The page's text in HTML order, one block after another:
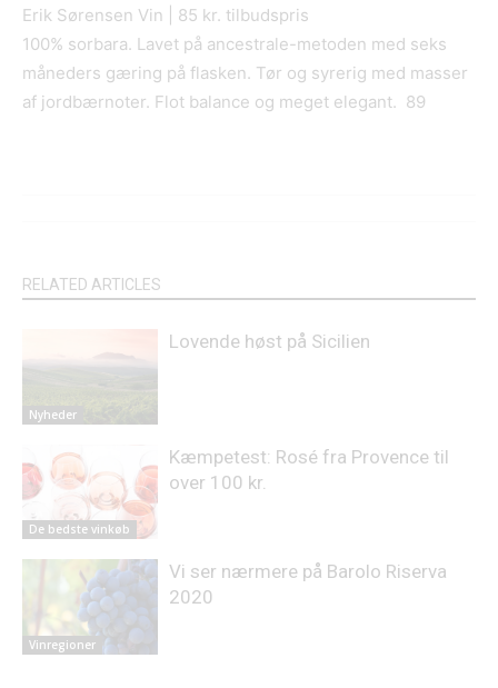
Erik Sørensen Vin | 85 kr. tilbudspris
100% sorbara. Lavet på ancestrale-metoden med seks
måneders gæring på flasken. Tør og syrerig med masser
af jordbærnoter. Flot balance og meget elegant. 89
RELATED ARTICLES
Nyheder
Lovende høst på Sicilien
De bedste vinkøb
Kæmpetest: Rosé fra Provence til
over 100 kr.
Vinregioner
Vi ser nærmere på Barolo Riserva
2020